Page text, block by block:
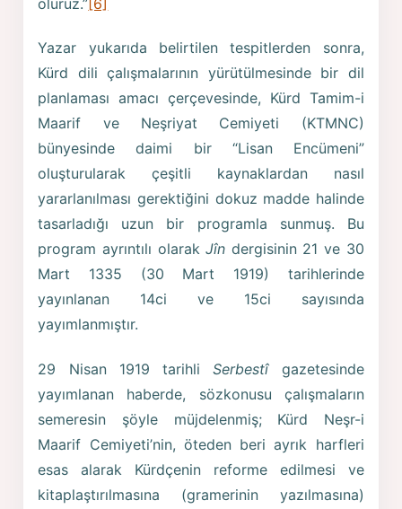
Yazar yukarıda belirtilen tespitlerden sonra,
Kürd dili çalışmalarının yürütülmesinde bir dil
planlaması amacı çerçevesinde, Kürd Tamim-i
Maarif ve Neşriyat Cemiyeti (KTMNC)
bünyesinde daimi bir “Lisan Encümeni”
oluşturularak çeşitli kaynaklardan nasıl
yararlanılması gerektiğini dokuz madde halinde
tasarladığı uzun bir programla sunmuş. Bu
program ayrıntılı olarakJîn dergisinin 21 ve 30
Mart 1335 (30 Mart 1919) tarihlerinde
yayınlanan 14ci ve 15ci sayısında
yayımlanmıştır.
29 Nisan 1919 tarihliSerbestîgazetesinde
yayımlanan haberde, sözkonusu çalışmaların
semeresin şöyle müjdelenmiş; Kürd Neşr-i
Maarif Cemiyeti’nin, öteden beri ayrık harfleri
esas alarak Kürdçenin reforme edilmesi ve
kitaplaştırılmasına (gramerinin yazılmasına)